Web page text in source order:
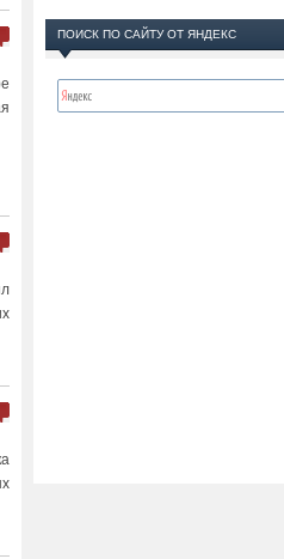
ПОИСК ПО САЙТУ ОТ ЯНДЕКС